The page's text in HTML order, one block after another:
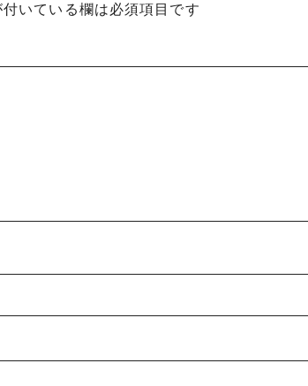
付いている欄は必須項目です